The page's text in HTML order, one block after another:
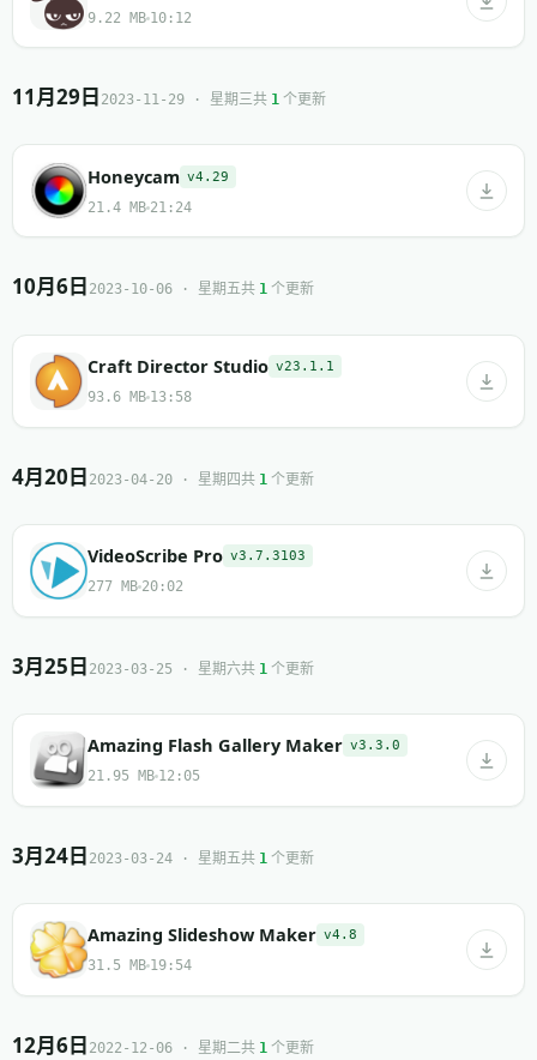
9.22 MB 10:12
11月29日 2023-11-29 · 星期三共 1 个更新
Honeycam v4.29
21.4 MB 21:24
10月6日 2023-10-06 · 星期五共 1 个更新
Craft Director Studio v23.1.1
93.6 MB 13:58
4月20日 2023-04-20 · 星期四共 1 个更新
VideoScribe Pro v3.7.3103
277 MB 20:02
3月25日 2023-03-25 · 星期六共 1 个更新
Amazing Flash Gallery Maker v3.3.0
21.95 MB 12:05
3月24日 2023-03-24 · 星期五共 1 个更新
Amazing Slideshow Maker v4.8
31.5 MB 19:54
12月6日 2022-12-06 · 星期二共 1 个更新